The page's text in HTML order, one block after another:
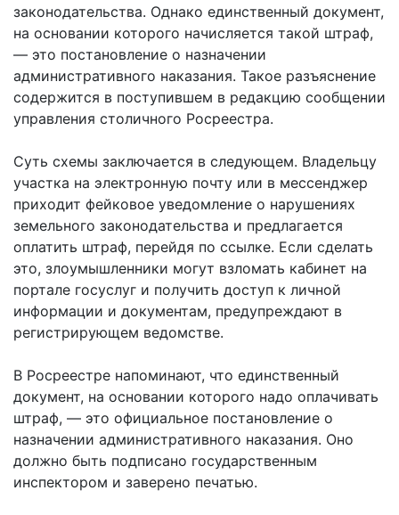
законодательства. Однако единственный документ,
на основании которого начисляется такой штраф,
— это постановление о назначении
административного наказания. Такое разъяснение
содержится в поступившем в редакцию сообщении
управления столичного Росреестра.
Суть схемы заключается в следующем. Владельцу
участка на электронную почту или в мессенджер
приходит фейковое уведомление о нарушениях
земельного законодательства и предлагается
оплатить штраф, перейдя по ссылке. Если сделать
это, злоумышленники могут взломать кабинет на
портале госуслуг и получить доступ к личной
информации и документам, предупреждают в
регистрирующем ведомстве.
В Росреестре напоминают, что единственный
документ, на основании которого надо оплачивать
штраф, — это официальное постановление о
назначении административного наказания. Оно
должно быть подписано государственным
инспектором и заверено печатью.